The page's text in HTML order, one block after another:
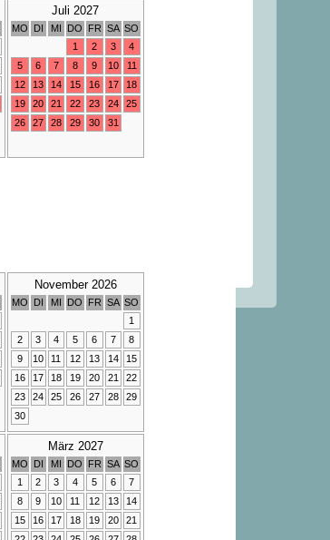
Juli 2027
MO DI MI DO FR SA SO
1
2 3
4
5
6 7 8 9 10
11
12
13 14 15 16 17
18
19
20 21 22 23 24
25
26
27 28 29 30 31
November 2026
MO DI MI DO FR SA SO
1
2
3 4 5 6 7
8
9
10 11 12 13 14
15
16
17 18 19 20 21
22
23
24 25 26 27 28
29
30
März 2027
MO DI MI DO FR SA SO
1
2 3 4 5 6
7
8
9 10 11 12 13
14
15
16 17 18 19 20
21